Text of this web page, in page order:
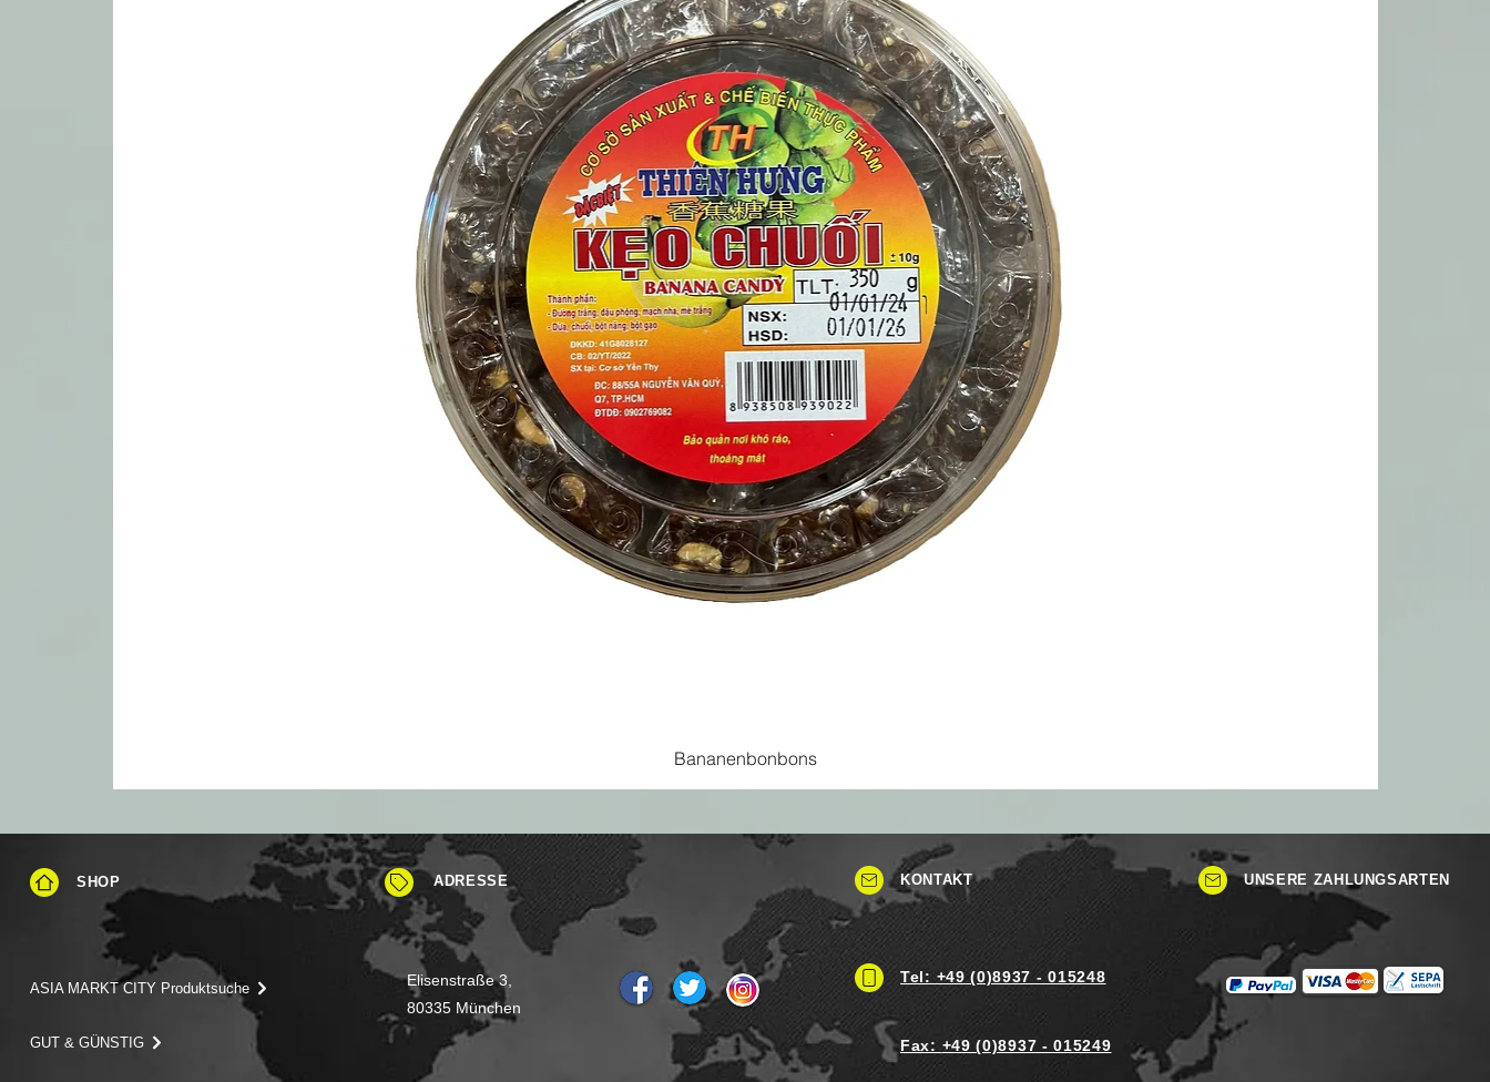
Bananenbonbons
SHOP
ASIA MARKT CITY Produktsuche
GUT & GÜNSTIG
ADRESSE KONTAKT UNSERE ZAHLUNGSARTEN
Elisenstraße 3,
80335 München
Tel: +49 (0)8937 - 015248
Fax: +49 (0)8937 - 015249